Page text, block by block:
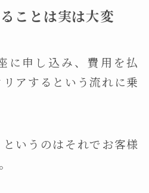
ことは実は大変
に申し込み、費用を払
アするという流れに乗
いうのはそれでお客様